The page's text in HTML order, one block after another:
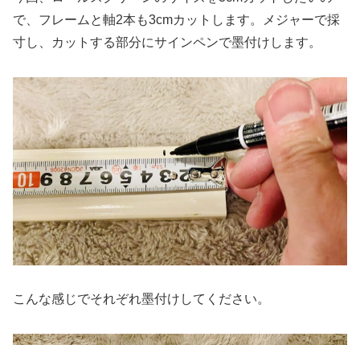
で、フレームと軸2本も3cmカットします。メジャーで採
寸し、カットする部分にサインペンで墨付けします。
こんな感じでそれぞれ墨付けしてください。